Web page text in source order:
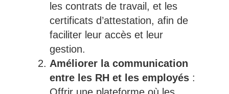
les contrats de travail, et les
certificats d’attestation, afin de
faciliter leur accès et leur
gestion.
Améliorer la communication
entre les RH et les employés: